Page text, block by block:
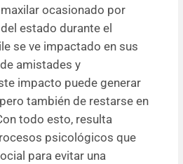
ocasionado por
estado durante el
se ve impactado en sus
amistades y
impacto puede generar
también de restarse en
todo esto, resulta
psicológicos que
para evitar una